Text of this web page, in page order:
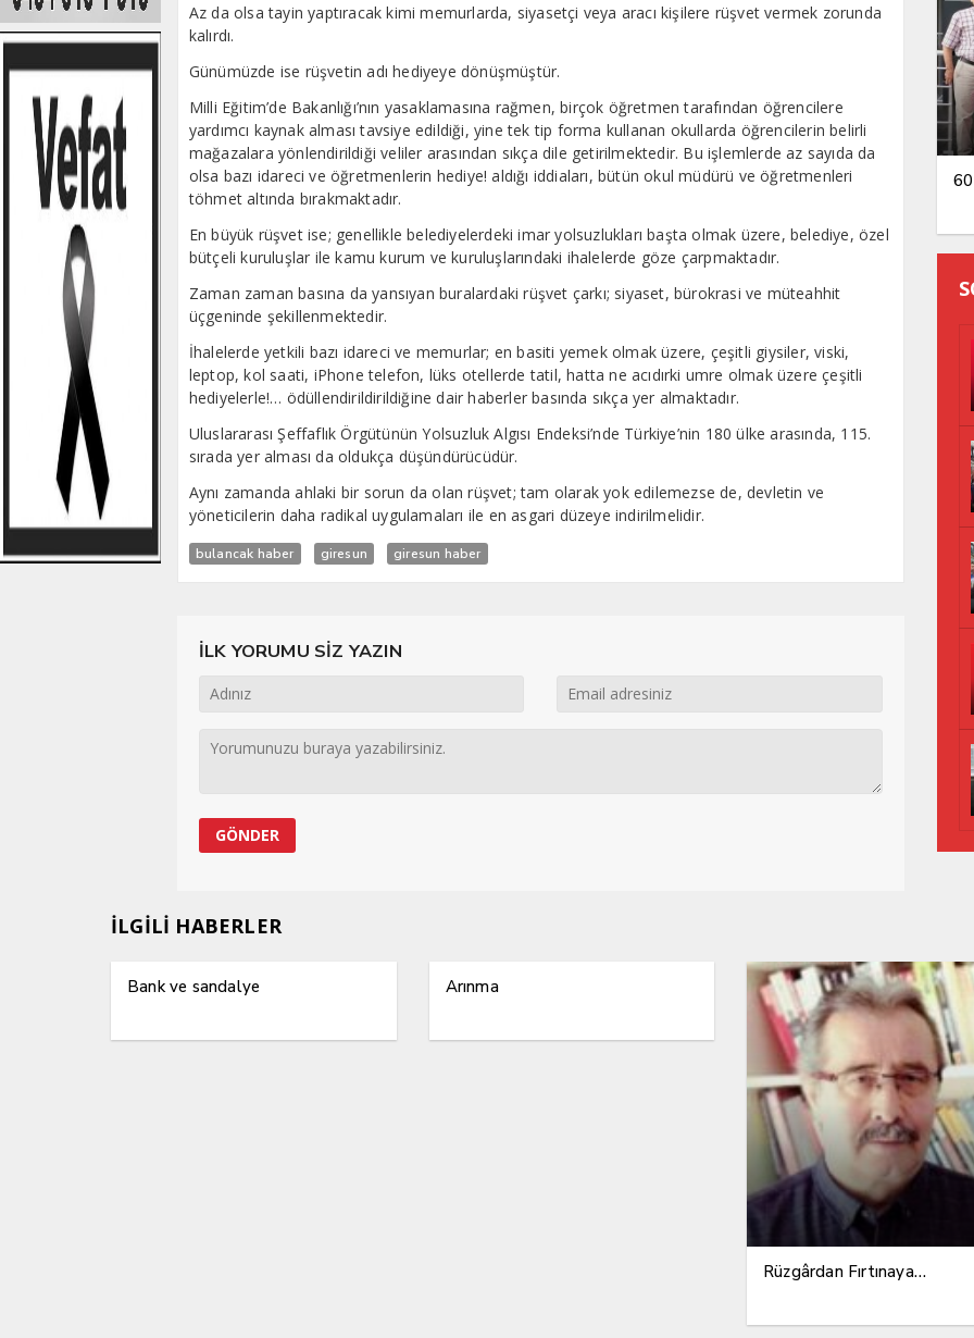
Az da olsa tayin yaptıracak kimi memurlarda, siyasetçi veya aracı kişilere rüşvet vermek zorunda
kalırdı.
Günümüzde ise rüşvetin adı hediyeye dönüşmüştür.
Milli Eğitim’de Bakanlığı’nın yasaklamasına rağmen, birçok öğretmen tarafından öğrencilere
yardımcı kaynak alması tavsiye edildiği, yine tek tip forma kullanan okullarda öğrencilerin belirli
mağazalara yönlendirildiği veliler arasından sıkça dile getirilmektedir. Bu işlemlerde az sayıda da
olsa bazı idareci ve öğretmenlerin hediye! aldığı iddiaları, bütün okul müdürü ve öğretmenleri
töhmet altında bırakmaktadır.
En büyük rüşvet ise; genellikle belediyelerdeki imar yolsuzlukları başta olmak üzere, belediye, özel
bütçeli kuruluşlar ile kamu kurum ve kuruluşlarındaki ihalelerde göze çarpmaktadır.
Zaman zaman basına da yansıyan buralardaki rüşvet çarkı; siyaset, bürokrasi ve müteahhit
üçgeninde şekillenmektedir.
İhalelerde yetkili bazı idareci ve memurlar; en basiti yemek olmak üzere, çeşitli giysiler, viski,
leptop, kol saati, iPhone telefon, lüks otellerde tatil, hatta ne acıdırki umre olmak üzere çeşitli
hediyelerle!… ödüllendirildirildiğine dair haberler basında sıkça yer almaktadır.
Uluslararası Şeffaflık Örgütünün Yolsuzluk Algısı Endeksi’nde Türkiye’nin 180 ülke arasında, 115.
sırada yer alması da oldukça düşündürücüdür.
Aynı zamanda ahlaki bir sorun da olan rüşvet; tam olarak yok edilemezse de, devletin ve
yöneticilerin daha radikal uygulamaları ile en asgari düzeye indirilmelidir.
bulancak haber giresun giresun haber
İLK YORUMU SİZ YAZIN
İLGİLİ HABERLER
Bank ve sandalye Arınma
Rüzgârdan Fırtınaya…